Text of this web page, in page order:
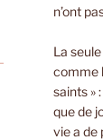
n’ont
La
comme
saints »
que de
vie a de